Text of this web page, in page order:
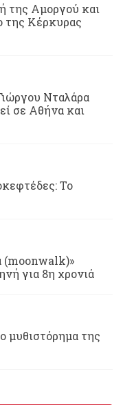
της Αμοργού και
της Κέρκυρας
Νταλάρα
σε Αθήνα και
Το
(moonwalk)»
για 8η χρονιά
μυθιστόρημα της